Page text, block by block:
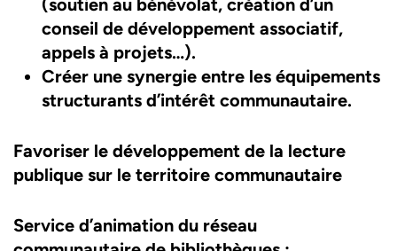
(soutien au bénévolat, création d’un
conseil de développement associatif,
appels à projets…).
Créer une synergie entre les équipements
structurants d’intérêt communautaire.
Favoriser le développement de la lecture
publique sur le territoire communautaire
Service d’animation du réseau